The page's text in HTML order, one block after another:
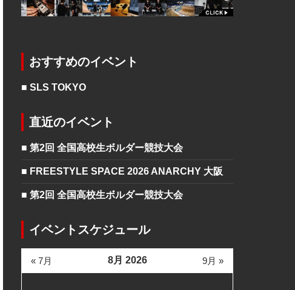
おすすめのイベント
■ SLS TOKYO
直近のイベント
■ 第2回 全国高校生ボルダー競技大会
■ FREESTYLE SPACE 2026 ANARCHY 大阪
■ 第2回 全国高校生ボルダー競技大会
イベントスケジュール
8月 2026
« 7月 9月 »